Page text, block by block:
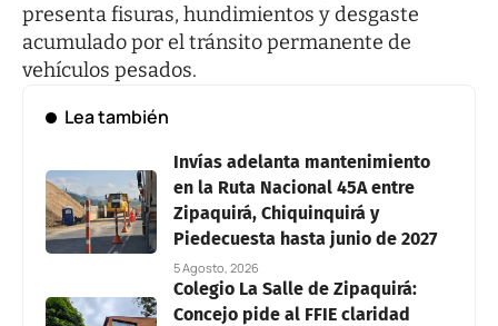
presenta fisuras, hundimientos y desgaste
acumulado por el tránsito permanente de
vehículos pesados.
Lea también
Invías adelanta mantenimiento
en la Ruta Nacional 45A entre
Zipaquirá, Chiquinquirá y
Piedecuesta hasta junio de 2027
5 Agosto, 2026
Colegio La Salle de Zipaquirá:
Concejo pide al FFIE claridad